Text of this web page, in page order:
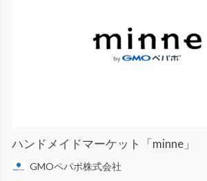
ハンドメイドマーケット「minne」
GMOペパボ株式会社